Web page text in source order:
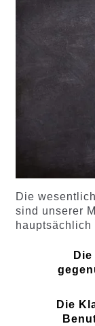
Die
sind unserer
hauptsächlich
Die